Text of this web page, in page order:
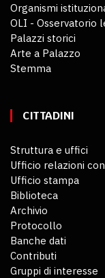
Organismi
OLI - Osservatorio
Palazzi storici
Arte a Palazzo
Stemma
CITTADINI
Struttura e uffici
Ufficio relazioni
Ufficio stampa
Biblioteca
Archivio
Protocollo
Banche dati
Contributi
Gruppi di interesse